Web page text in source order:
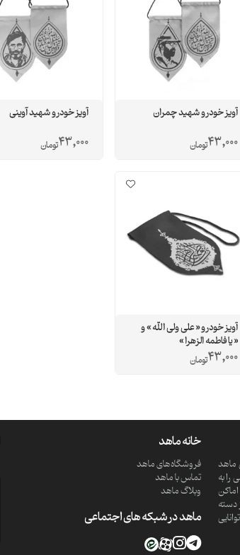
آویز خودرو شهید چمران
43,000تومان
آویز خودرو شهید آوینی
43,000تومان
آویز خودرو « علی ولی الله » و
« یا فاطمه الزهرا »
43,000تومان
اصلی ماهد
به
دسته
خانه ماهد
فروشگاه‌های ماهد
تماس با ماهد
وبلاگ ماهد
ماهد در شبکه های اجتماعی